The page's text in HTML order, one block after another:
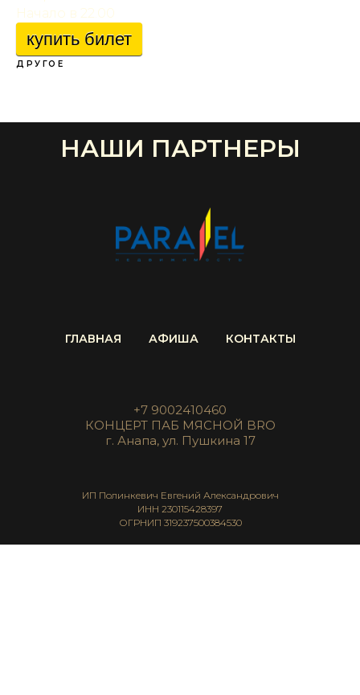
Начало в 22.00
купить билет
ДРУГОЕ
НАШИ ПАРТНЕРЫ
ГЛАВНАЯ АФИША КОНТАКТЫ
+7 9002410460
КОНЦЕРТ ПАБ МЯСНОЙ BRO
г. Анапа, ул. Пушкина 17
ИП Полинкевич Евгений Александрович
ИНН 230115428397
ОГРНИП 319237500384530